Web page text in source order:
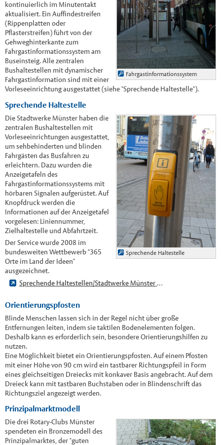
Fahrgastinformationssystem
kontinuierlich im Minutentakt
aktualisiert. Ein Auffindestreifen
(Rippenplatten oder
Pflasterstreifen) führt von der
Gehweghinterkante zum
Fahrgastinformationssystem am
Buseinsteig. Alle zentralen
Bushaltestellen mit dynamischer
Fahrgastinformation sind mit einer
Vorleseeinrichtung ausgestattet (siehe "Sprechende Haltestelle").
Sprechende Haltestelle
Sprechende Haltestelle
Die Stadtwerke Münster haben die
zentralen Bushaltestellen mit
Vorleseeinrichtungen ausgestattet,
um sehbehinderten und blinden
Fahrgästen das Busfahren zu
erleichtern. Dazu wurden die
Anzeigetafeln des
Fahrgastinformationssystems mit
hörbaren Signalen aufgerüstet. Auf
Knopfdruck werden die
Informationen auf der Anzeigetafel
vorgelesen: Liniennummer,
Zielhaltestelle und Abfahrtzeit.
Der Service wurde 2008 im
bundesweiten Wettbewerb "365
Orte im Land der Ideen"
ausgezeichnet.
Sprechende Haltestellen/Stadtwerke Münster GmbH
Orientierungspfosten
Blinde Menschen lassen sich in der Regel nicht über große
Entfernungen leiten, indem sie taktilen Bodenelementen folgen.
Deshalb kann es erforderlich sein, besondere Orientierungshilfen zu
nutzen.
Eine Möglichkeit bietet ein Orientierungspfosten. Auf einem Pfosten
mit einer Höhe von 90 cm wird ein tastbarer Richtungspfeil in Form
eines gleichseitigen Dreiecks mit konkaver Basis angebracht. Auf dem
Dreieck kann mit tastbaren Buchstaben oder in Blindenschrift das
Richtungsziel angezeigt werden.
Prinzipalmarktmodell
Die drei Rotary-Clubs Münster
spendeten ein Bronzemodell des
Prinzipalmarktes, der "guten